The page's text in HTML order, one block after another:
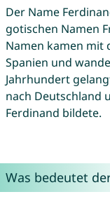
Der Name
gotischen Namen
Namen kamen mit
Spanien und
Jahrhundert
nach Deutschland
Ferdinand bildete.
Was bedeutet